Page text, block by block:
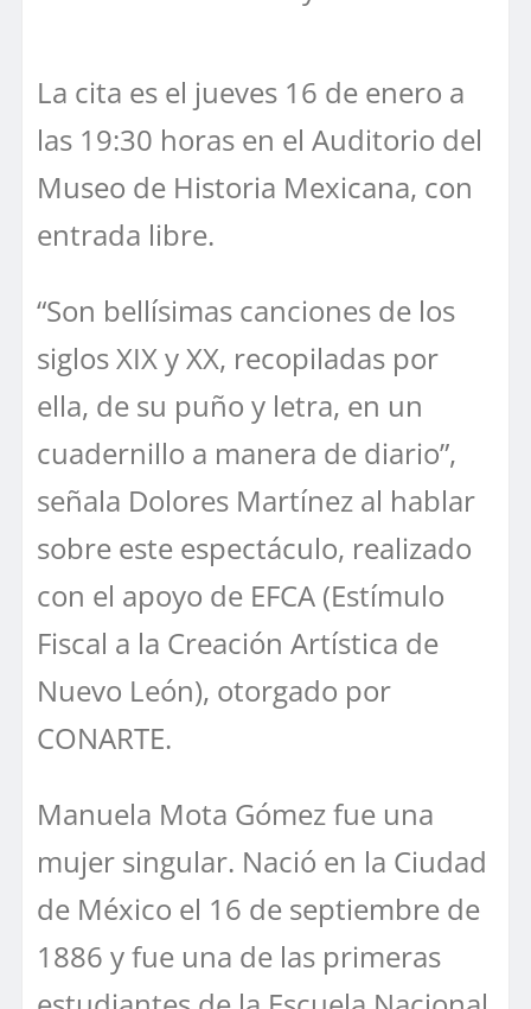
La cita es el jueves 16 de enero a
las 19:30 horas en el Auditorio del
Museo de Historia Mexicana, con
entrada libre.
“Son bellísimas canciones de los
siglos XIX y XX, recopiladas por
ella, de su puño y letra, en un
cuadernillo a manera de diario”,
señala Dolores Martínez al hablar
sobre este espectáculo, realizado
con el apoyo de EFCA (Estímulo
Fiscal a la Creación Artística de
Nuevo León), otorgado por
CONARTE.
Manuela Mota Gómez fue una
mujer singular. Nació en la Ciudad
de México el 16 de septiembre de
1886 y fue una de las primeras